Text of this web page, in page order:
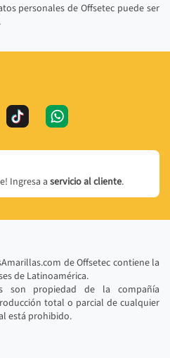
personales de Offsetec puede ser
.
Ingresa a servicio al cliente.
de Offsetec contiene la
de Latinoamérica.
son propiedad de la compañía
total o parcial de cualquier
está prohibido.